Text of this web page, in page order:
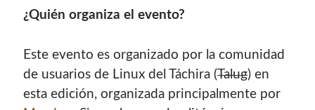
Descuentos
¿Quién organiza el evento?
Este evento es organizado por la comunidad
de usuarios de Linux del Táchira (Talug) en
esta edición, organizada principalmente por